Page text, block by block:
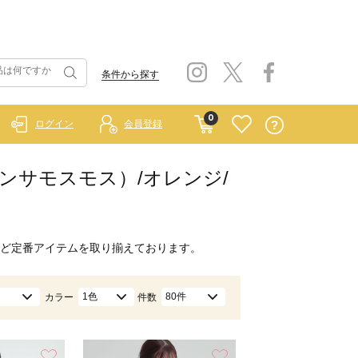
条件から探す
0
ログイン 会員登録
サモスモス）/オレンジ/
定番アイテムを取り揃えております。
カラー 1色 件数 80件